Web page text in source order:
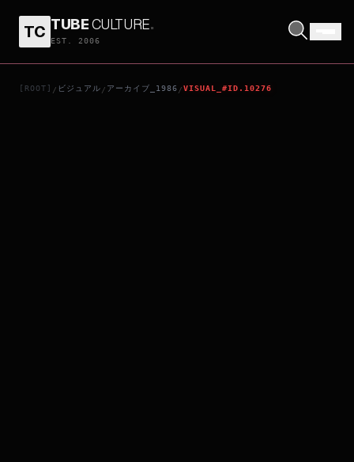
TC TUBECULTURE.
EST. 2006
[ROOT] / ビジュアル / アーカイブ_1986 /VISUAL_#ID.10276
最佳拍檔千里救差婆